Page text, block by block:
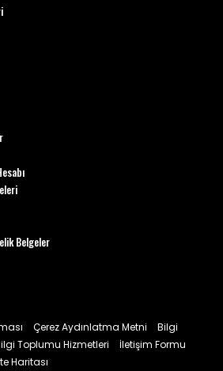
Belgeler
Çerez Aydınlatma Metni
Bilgi
Toplumu Hizmetleri
İletişim Formu
Haritası